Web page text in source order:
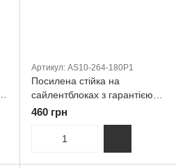
Артикул: AS10-264-180P1
Посилена стійка на
сайлентблоках з гарантією
Byd S6 (2012-2014) Передня
460 грн